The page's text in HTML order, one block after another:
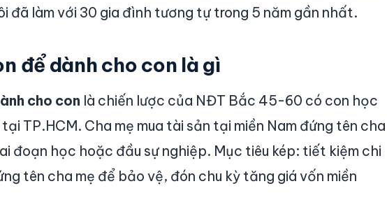
đã làm với 30 gia đình tương tự trong 5 năm gần nhất.
để dành cho con là gì
cho con là chiến lược của NĐT Bắc 45-60 có con học
TP.HCM. Cha mẹ mua tài sản tại miền Nam đứng tên cha
đoạn học hoặc đầu sự nghiệp. Mục tiêu kép: tiết kiệm chi
tên cha mẹ để bảo vệ, đón chu kỳ tăng giá vốn miền